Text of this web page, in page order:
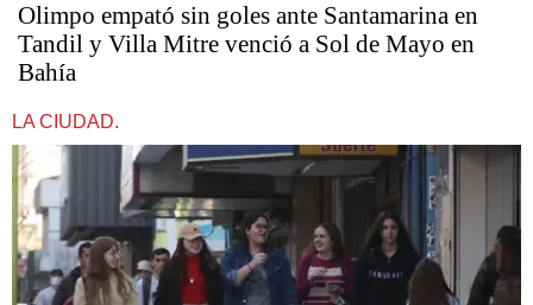
Olimpo empató sin goles ante Santamarina en
Tandil y Villa Mitre venció a Sol de Mayo en
Bahía
LA CIUDAD.